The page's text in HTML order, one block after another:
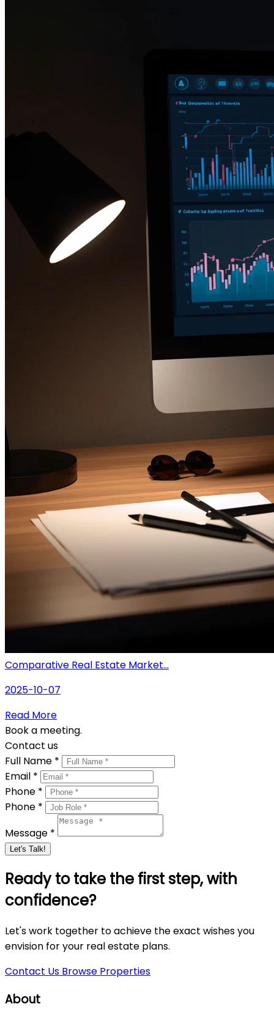
Comparative Real Estate Market...
2025-10-07
Read More
Book a meeting.
Contact us
Full Name *
Email *
Phone *
Phone *
Message *
Let's Talk!
Ready to take the first step, with
confidence?
Let's work together to achieve the exact wishes you
envision for your real estate plans.
Contact Us Browse Properties
About